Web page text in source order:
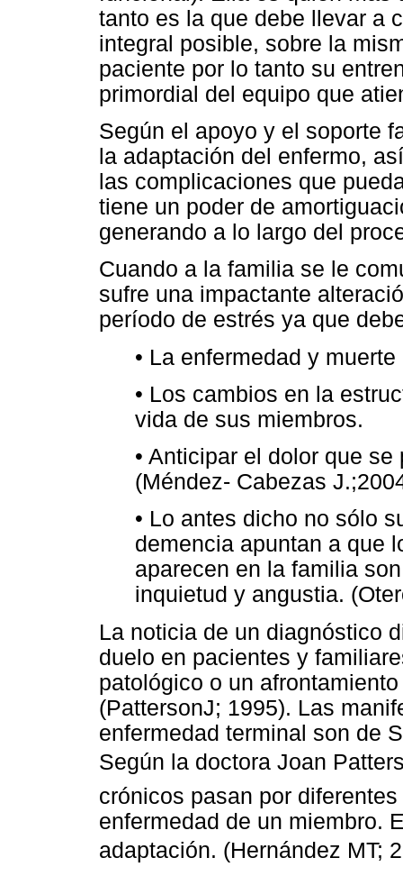
tanto es la que debe llevar a
integral posible, sobre la
paciente por lo tanto su
primordial del equipo que
Según el apoyo y el soporte
la adaptación del enfermo,
las complicaciones que
tiene un poder de
generando a lo largo del
Cuando a la familia se le
sufre una impactante
período de estrés ya que
• La enfermedad y
• Los cambios en la
vida de sus miembros.
• Anticipar el dolor que
(Méndez- Cabezas
• Lo antes dicho no sólo
demencia apuntan a que
aparecen en la familia
inquietud y angustia.
La noticia de un diagnóstico
duelo en pacientes y
patológico o un
(PattersonJ; 1995). Las
enfermedad terminal son de
Según la doctora Joan
crónicos pasan por
enfermedad de un miembro.
adaptación. (Hernández MT;